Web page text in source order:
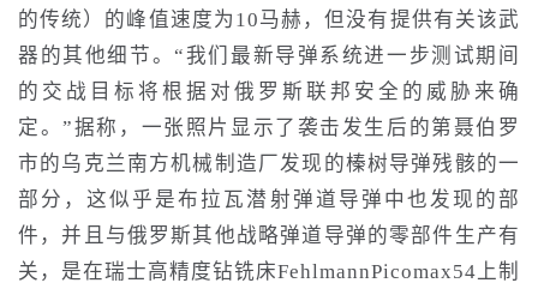
的传统）的峰值速度为10马赫，但没有提供有关该武
器的其他细节。“我们最新导弹系统进一步测试期间
的交战目标将根据对俄罗斯联邦安全的威胁来确
定。”据称，一张照片显示了袭击发生后的第聂伯罗
市的乌克兰南方机械制造厂发现的榛树导弹残骸 的一
部分，这似乎是布拉瓦潜射弹道导弹中也发现的部
件，并且与俄罗斯其他战略弹道导弹的零部件生产有
关 ， 是在瑞士高精度钻铣床FehlmannPicomax54上制